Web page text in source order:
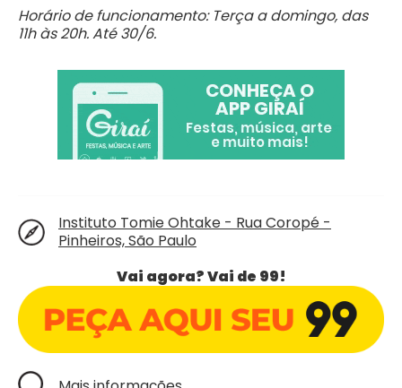
Horário de funcionamento: Terça a domingo, das
11h às 20h. Até 30/6.
Instituto Tomie Ohtake - Rua Coropé -
Pinheiros, São Paulo
Vai agora? Vai de 99!